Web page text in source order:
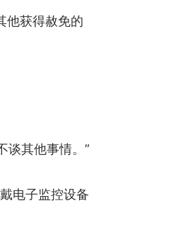
他获得赦免的
谈其他事情。”
电子监控设备